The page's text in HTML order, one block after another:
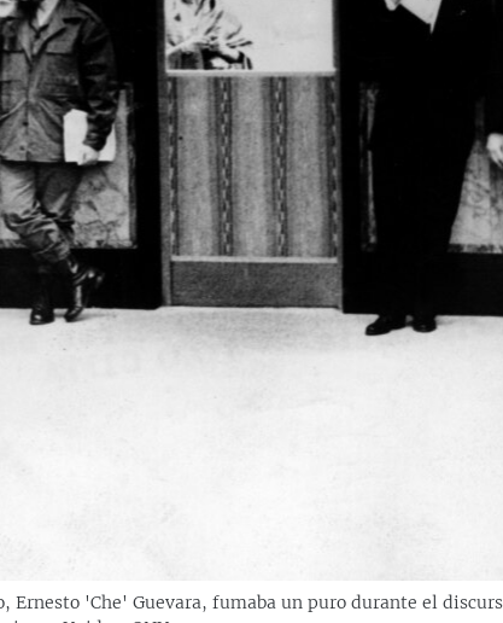
'Che' Guevara, fumaba un puro durante el